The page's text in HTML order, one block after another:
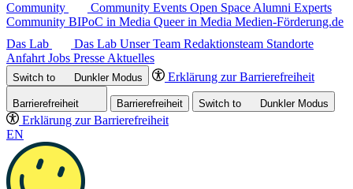
Community
Community Events Open Space Alumni Experts
Community BIPoC in Media Queer in Media Medien-Förderung.de
Das Lab
Das Lab Unser Team Redaktionsteam Standorte
Anfahrt Jobs Presse Aktuelles
Switch to DunklerModus Erklärung zur Barrierefreiheit
Barrierefreiheit Barrierefreiheit Switch to DunklerModus
Erklärung zur Barrierefreiheit
EN